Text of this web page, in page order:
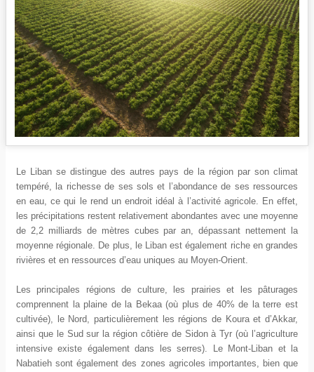
Le Liban se distingue des autres pays de la région par son climat
tempéré, la richesse de ses sols et l’abondance de ses ressources
en eau, ce qui le rend un endroit idéal à l’activité agricole. En effet,
les précipitations restent relativement abondantes avec une moyenne
de 2,2 milliards de mètres cubes par an, dépassant nettement la
moyenne régionale. De plus, le Liban est également riche en grandes
rivières et en ressources d’eau uniques au Moyen-Orient.
Les principales régions de culture, les prairies et les pâturages
comprennent la plaine de la Bekaa (où plus de 40% de la terre est
cultivée), le Nord, particulièrement les régions de Koura et d’Akkar,
ainsi que le Sud sur la région côtière de Sidon à Tyr (où l’agriculture
intensive existe également dans les serres). Le Mont-Liban et la
Nabatieh sont également des zones agricoles importantes, bien que